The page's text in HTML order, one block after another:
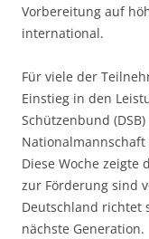
Vorbereitung auf
international.
Für viele der
Einstieg in den
Schützenbund
Diese Woche zeigte
zur Förderung sind
Deutschland richtet
nächste Generation.